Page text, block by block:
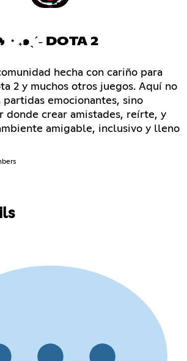
₊๑ˎˊ˗ DOTA 2
hecha con cariño para
2 y muchos otros juegos. Aquí no
partidas emocionantes, sino
donde crear amistades, reírte, y
amigable, inclusivo y lleno